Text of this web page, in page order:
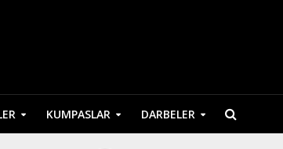
KUMPASLAR DARBELER